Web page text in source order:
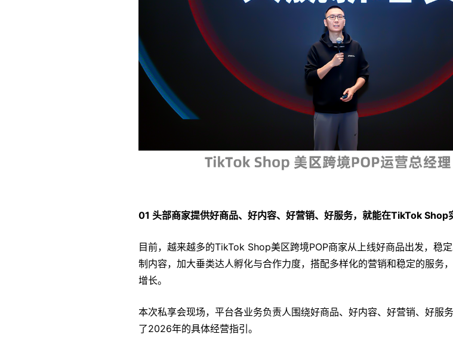
01 头部商家提供好商品、好内容、好营销、好服务，就能在TikTok Shop
目前，越来越多的TikTok Shop美区跨境POP商家从上线好商品出发，稳
制内容，加大垂类达人孵化与合作力度，搭配多样化的营销和稳定的服务
增长。
本次私享会现场，平台各业务负责人围绕好商品、好内容、好营销、好服
了2026年的具体经营指引。